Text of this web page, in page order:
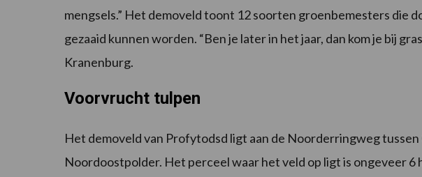
mengsels.” Het demoveld toont 12 soorten groenbemesters die
gezaaid kunnen worden. “Ben je later in het jaar, dan kom je bij
Kranenburg.
Voorvrucht tulpen
Het demoveld van Profytodsd ligt aan de Noorderringweg tussen
Noordoostpolder. Het perceel waar het veld op ligt is ongeveer 6